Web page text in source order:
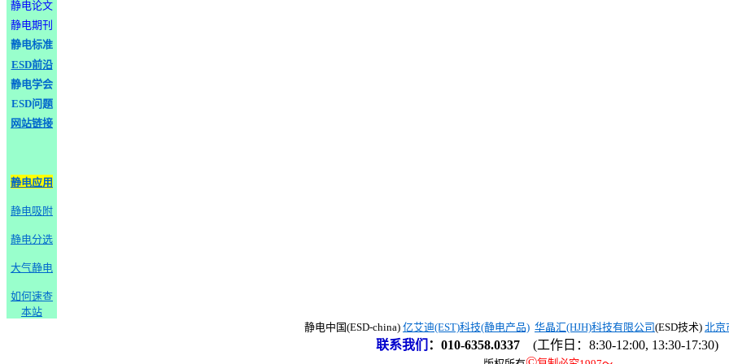
静电论文
静电期刊
静电标准
ESD前沿
静电学会
ESD问题
网站链接
静电应用
静电吸附
静电分选
大气静电
如何速查
本站
静电中国(ESD-china) 亿艾迪(EST)科技(静电产品) 华晶汇(HJH)科技有限公司(ESD技术) 北京
联系我们 ： 010-6358.0337 (工作日：8:30-12:00, 13:30-17:30)